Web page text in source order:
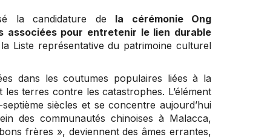
la candidature de la cérémonie Ong
associées pour entretenir le lien durable
Liste représentative du patrimoine culturel
dans les coutumes populaires liées à la
terres contre les catastrophes. L’élément
siècles et se concentre aujourd’hui
des communautés chinoises à Malacca,
frères », deviennent des âmes errantes,